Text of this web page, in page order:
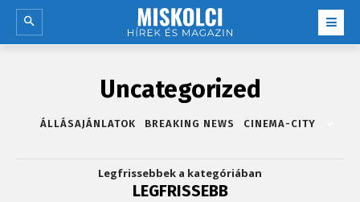
Uncategorized
ÁLLÁSAJÁNLATOK BREAKING NEWS CINEMA-CITY
Legfrissebbek a kategóriában
LEGFRISSEBB